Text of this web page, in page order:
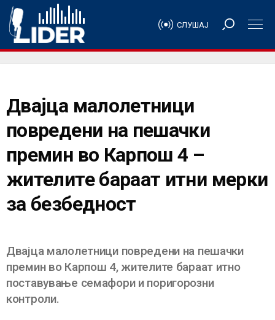
СЛУШАЈ
Двајца малолетници
повредени на пешачки
премин во Карпош 4 –
жителите бараат итни мерки
за безбедност
Двајца малолетници повредени на пешачки
премин во Карпош 4, жителите бараат итно
поставување семафори и поригорозни
контроли.